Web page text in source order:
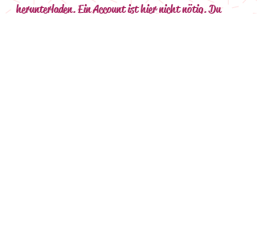
herunterladen. Ein Account ist hier nicht nötig. Du